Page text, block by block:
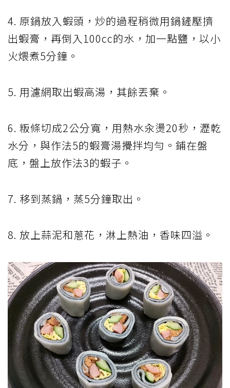
4. 原鍋放入蝦頭，炒的過程稍微用鍋鏟壓擠
出蝦膏，再倒入100cc的水，加一點鹽，以小
火煨煮5分鐘。
5. 用濾網取出蝦高湯，其餘丟棄。
6. 粄條切成2公分寬，用熱水汆燙20秒，瀝乾
水分，與作法5的蝦膏湯攪拌均勻。鋪在盤
底，盤上放作法3的蝦子。
7. 移到蒸鍋，蒸5分鐘取出。
8. 放上蒜泥和蔥花，淋上熱油，香味四溢。